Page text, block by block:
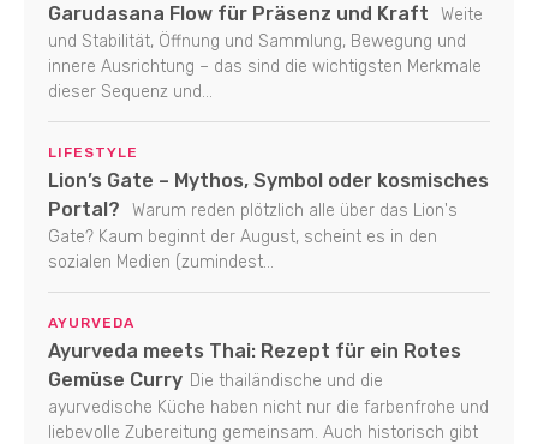
Garudasana Flow für Präsenz und Kraft
Weite
und Stabilität, Öffnung und Sammlung, Bewegung und
innere Ausrichtung – das sind die wichtigsten Merkmale
dieser Sequenz und...
LIFESTYLE
Lion’s Gate – Mythos, Symbol oder kosmisches
Portal?
Warum reden plötzlich alle über das Lion's
Gate? Kaum beginnt der August, scheint es in den
sozialen Medien (zumindest...
AYURVEDA
Ayurveda meets Thai: Rezept für ein Rotes
Gemüse Curry Die thailändische und die
ayurvedische Küche haben nicht nur die farbenfrohe und
liebevolle Zubereitung gemeinsam. Auch historisch gibt